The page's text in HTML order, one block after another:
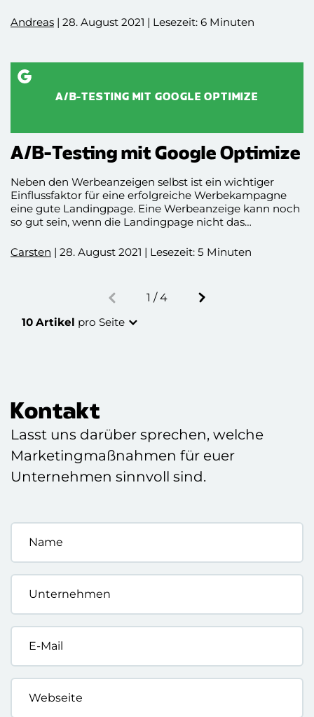
Andreas | 28. August 2021 | Lesezeit: 6 Minuten
A/B-TESTING MIT GOOGLE OPTIMIZE
A/B-Testing mit Google Optimize
Neben den Werbeanzeigen selbst ist ein wichtiger
Einflussfaktor für eine erfolgreiche Werbekampagne
eine gute Landingpage. Eine Werbeanzeige kann noch
so gut sein, wenn die Landingpage nicht das
schon große Auswirkungen auf den Erfolg der
Kampagne haben.
Advertiser von A/B-Testings auf der Landingpage
zurück. Dass A/B-Testing auf Zielseiten aber nicht
kompliziert sein müssen, beweist Google Optimize.
Carsten | 28. August 2021 | Lesezeit: 5 Minuten
1 / 4
Eine Seite weiter
10 Artikel pro Seite
Kontakt
Lasst uns darüber sprechen, welche
Marketingmaßnahmen für euer
Unternehmen sinnvoll sind.
Name
Unternehmen
E-
Mail
*
Webseite